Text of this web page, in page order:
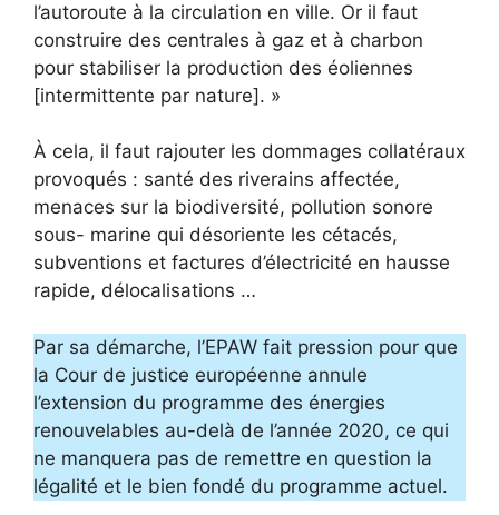
l’autoroute à la circulation en ville. Or il faut
construire des centrales à gaz et à charbon
pour stabiliser la production des éoliennes
[intermittente par nature]. »
À cela, il faut rajouter les dommages collatéraux
provoqués : santé des riverains affectée,
menaces sur la biodiversité, pollution sonore
sous- marine qui désoriente les cétacés,
subventions et factures d’électricité en hausse
rapide, délocalisations …
Par sa démarche, l’EPAW fait pression pour que
la Cour de justice européenne annule
l’extension du programme des énergies
renouvelables au-delà de l’année 2020, ce qui
ne manquera pas de remettre en question la
légalité et le bien fondé du programme actuel.